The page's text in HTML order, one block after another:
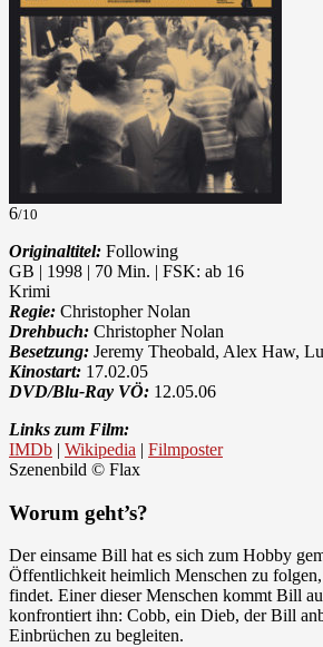
6/10
Originaltitel: Following
GB | 1998 | 70 Min. | FSK: ab 16
Krimi
Regie: Christopher Nolan
Drehbuch: Christopher Nolan
Besetzung: Jeremy Theobald, Alex Haw,
Kinostart: 17.02.05
DVD/Blu-Ray VÖ: 12.05.06
Links zum Film:
IMDb | Wikipedia | Filmposter
Szenenbild © Flax
Worum geht’s?
Der einsame Bill hat es sich zum Hobby
Öffentlichkeit heimlich Menschen zu folgen,
findet. Einer dieser Menschen kommt Bill
konfrontiert ihn: Cobb, ein Dieb, der Bill
Einbrüchen zu begleiten.